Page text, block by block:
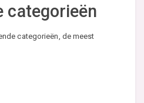
categorieën
categorieën, de meest